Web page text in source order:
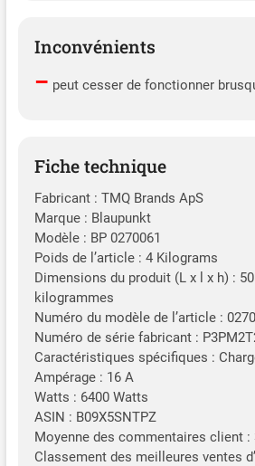
Inconvénients
– peut cesser de fonctionner
Fiche technique
Fabricant : TMQ Brands ApS
Marque : Blaupunkt
Modèle : BP 0270061
Poids de l’article : 4 Kilograms
Dimensions du produit (L x l x h) :
kilogrammes
Numéro du modèle de l’article :
Numéro de série fabricant :
Caractéristiques spécifiques :
Ampérage : 16 A
Watts : 6400 Watts
ASIN : B09X5SNTPZ
Moyenne des commentaires client :
Classement des meilleures ventes